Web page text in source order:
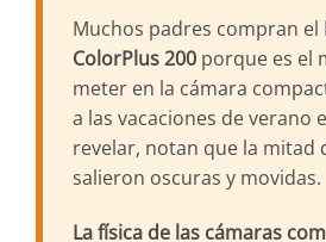
Muchos padres compran el
ColorPlus 200 porque es el
meter en la cámara
a las vacaciones de verano
revelar, notan que la mitad
salieron oscuras y movidas.
La física de las cámaras